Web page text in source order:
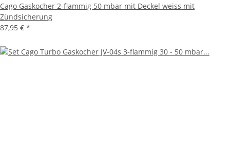
Cago Gaskocher 2-flammig 50 mbar mit Deckel weiss mit
Zündsicherung
87,95 € *